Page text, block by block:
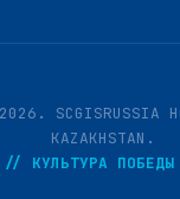
SCGISRUSSIA
KAZAKHSTAN.
КУЛЬТУРА